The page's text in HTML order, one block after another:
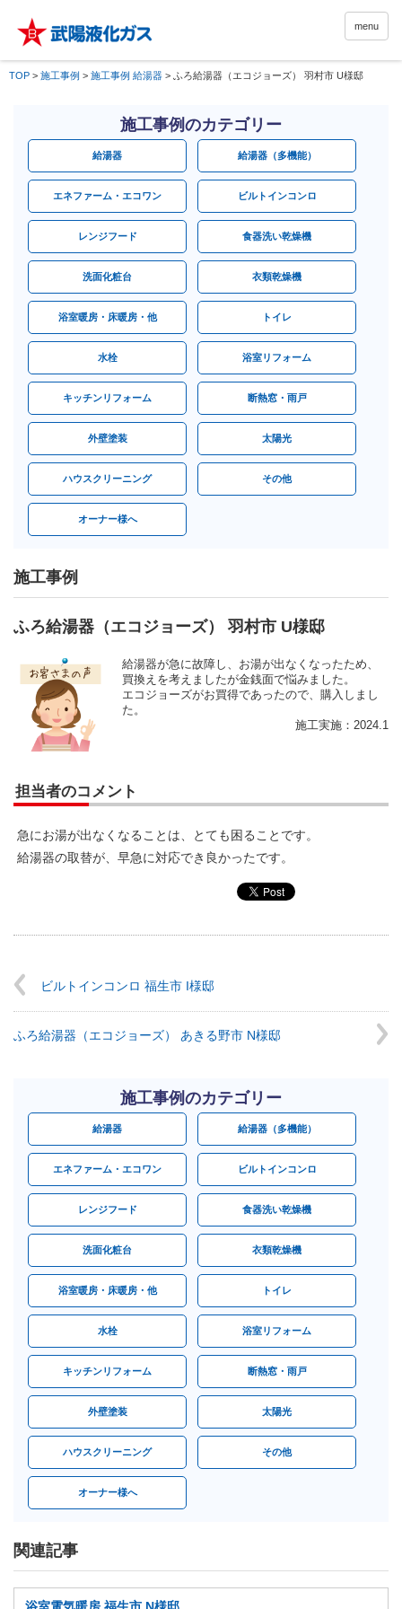
menu
TOP > 施工事例 > 施工事例 給湯器 > ふろ給湯器（エコジョーズ） 羽村市 U様邸
施工事例のカテゴリー
給湯器 給湯器（多機能）
エネファーム・エコワン ビルトインコンロ
レンジフード 食器洗い乾燥機
洗面化粧台 衣類乾燥機
浴室暖房・床暖房・他 トイレ
水栓 浴室リフォーム
キッチンリフォーム 断熱窓・雨戸
外壁塗装 太陽光
ハウスクリーニング その他
オーナー様へ
施工事例
ふろ給湯器（エコジョーズ） 羽村市 U様邸
給湯器が急に故障し、お湯が出なくなったため、
買換えを考えましたが金銭面で悩みました。
エコジョーズがお買得であったので、購入しまし
た。
施工実施：2024.1
担当者のコメント
急にお湯が出なくなることは、とても困ることです。
給湯器の取替が、早急に対応でき良かったです。
ビルトインコンロ 福生市 I様邸
ふろ給湯器（エコジョーズ） あきる野市 N様邸
施工事例のカテゴリー
給湯器 給湯器（多機能）
エネファーム・エコワン ビルトインコンロ
レンジフード 食器洗い乾燥機
洗面化粧台 衣類乾燥機
浴室暖房・床暖房・他 トイレ
水栓 浴室リフォーム
キッチンリフォーム 断熱窓・雨戸
外壁塗装 太陽光
ハウスクリーニング その他
オーナー様へ
関連記事
浴室電気暖房 福生市 N様邸